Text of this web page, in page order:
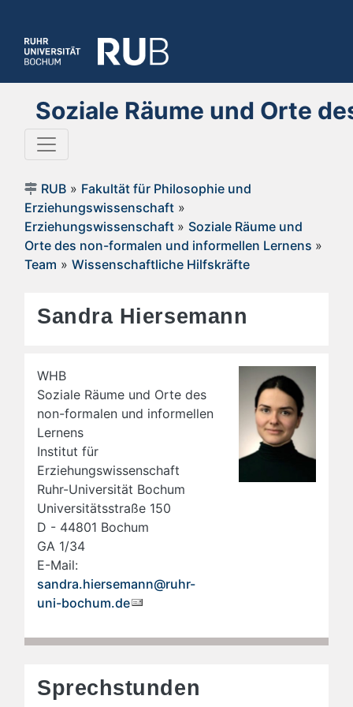
Soziale Räume und Orte
RUB » Fakultät für Philosophie und
Erziehungswissenschaft »
Erziehungswissenschaft » Soziale Räume und
Orte des non-formalen und informellen Lernens »
Team » Wissenschaftliche Hilfskräfte
Sandra Hiersemann
WHB
Soziale Räume und Orte des
non-formalen und informellen
Lernens
Institut für
Erziehungswissenschaft
Ruhr-Universität Bo­chum
Universitätsstra­ße 150
D - 44801 Bochum
GA 1/34
E-Mail:
sandra.hiersemann@ruhr-
uni-bochum.de
Sprechstunden